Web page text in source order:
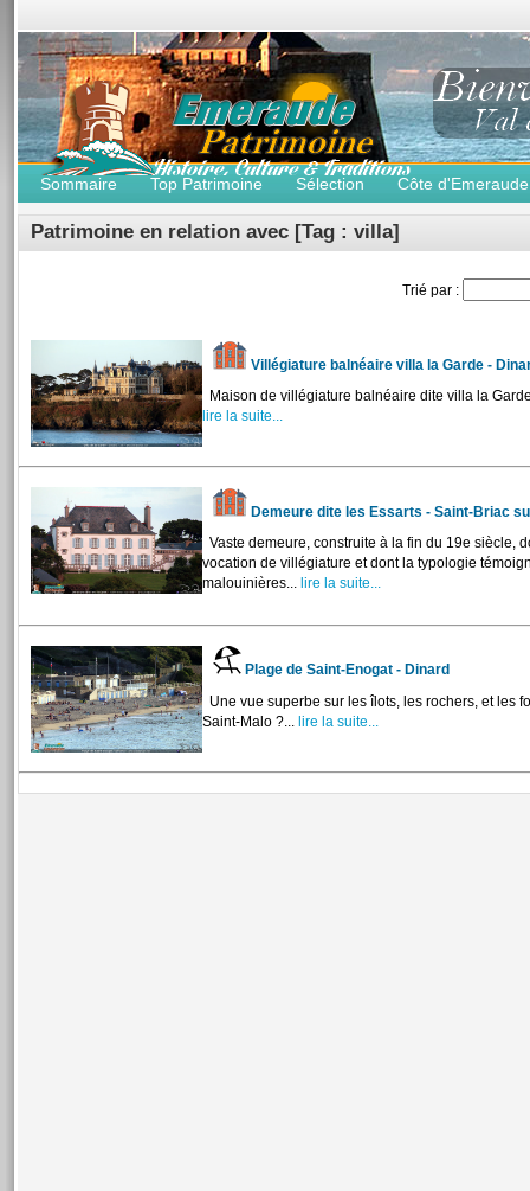
Sommaire Top Patrimoine Sélection Côte d'Emeraude
Patrimoine en relation avec [Tag : villa]
Trié par :
Villégiature balnéaire villa la Garde -
Maison de villégiature balnéaire dite villa la
lire la suite...
Demeure dite les Essarts - Saint-Briac
Vaste demeure, construite à la fin du 19e siècle,
vocation de villégiature et dont la typologie
malouinières... lire la suite...
Plage de Saint-Enogat - Dinard
Une vue superbe sur les îlots, les rochers, et les
Saint-Malo ?... lire la suite...